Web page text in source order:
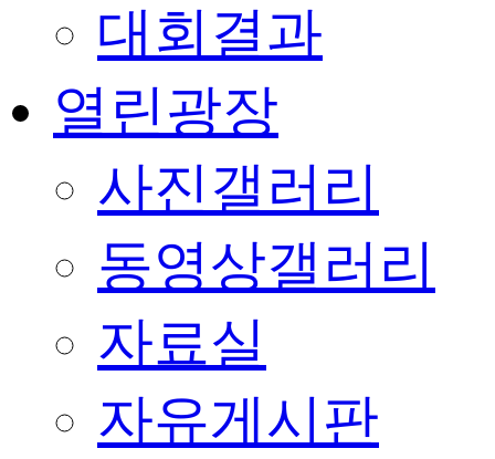
대회결과
열린광장
사진갤러리
동영상갤러리
자료실
자유게시판